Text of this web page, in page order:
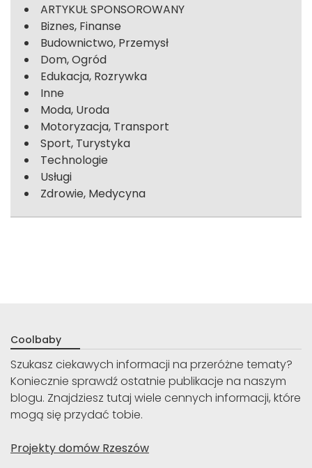
ARTYKUŁ SPONSOROWANY
Biznes, Finanse
Budownictwo, Przemysł
Dom, Ogród
Edukacja, Rozrywka
Inne
Moda, Uroda
Motoryzacja, Transport
Sport, Turystyka
Technologie
Usługi
Zdrowie, Medycyna
Coolbaby
Szukasz ciekawych informacji na przeróżne tematy?
Koniecznie sprawdź ostatnie publikacje na naszym
blogu. Znajdziesz tutaj wiele cennych informacji, które
mogą się przydać tobie.
Projekty domów Rzeszów